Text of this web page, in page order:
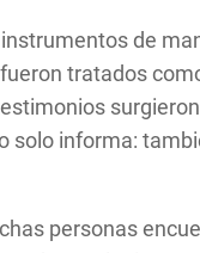
de
tratados
solo informa:
personas